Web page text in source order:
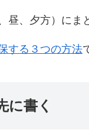
、夕方）にま
する３つの方法
に書く